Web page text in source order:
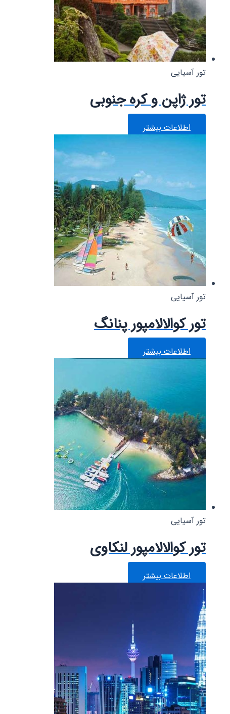
تور آسیایی
تور ژاپن و کره جنوبی
اطلاعات بیشتر
تور آسیایی
تور کوالالامپور پنانگ
اطلاعات بیشتر
تور آسیایی
تور کوالالامپور لنکاوی
اطلاعات بیشتر